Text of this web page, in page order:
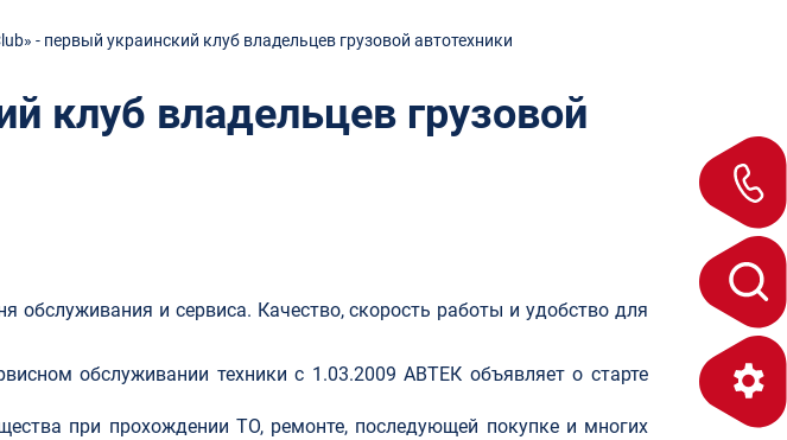
- первый украинский клуб владельцев грузовой автотехники
клуб владельцев грузовой
обслуживания и сервиса. Качество, скорость работы и удобство для
обслуживании техники с 1.03.2009 АВТЕК объявляет о старте
при прохождении ТО, ремонте, последующей покупке и многих